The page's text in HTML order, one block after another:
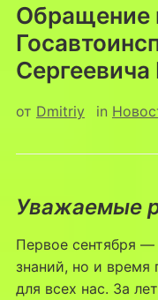
Обращение
от Dmitriy in
Уважаемые
Первое сентября —
знаний, но и время
для всех нас. За